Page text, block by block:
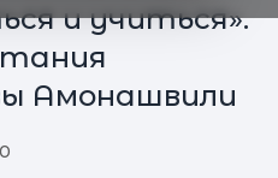
и учиться».
Амонашвили
0